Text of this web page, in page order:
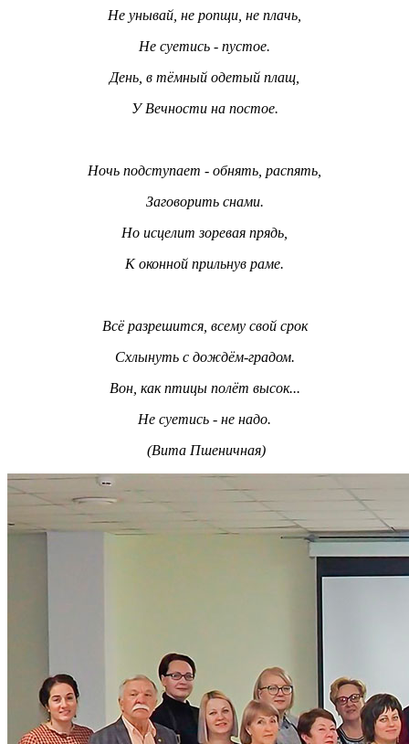
Не унывай, не ропщи, не плачь,
Не суетись - пустое.
День, в тёмный одетый плащ,
У Вечности на постое.
Ночь подступает - обнять, распять,
Заговорить снами.
Но исцелит зоревая прядь,
К оконной прильнув раме.
Всё разрешится, всему свой срок
Схлынуть с дождём-градом.
Вон, как птицы полёт высок...
Не суетись - не надо.
(Вита Пшеничная)